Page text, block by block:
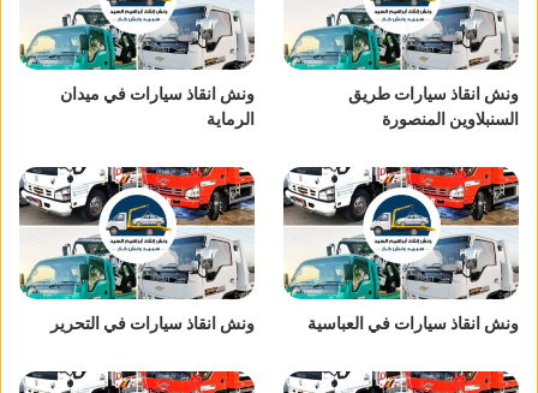
ونش انقاذ سيارات طريق
السنبلاوين المنصورة
ونش انقاذ سيارات في ميدان
الرماية
ونش انقاذ سيارات في العباسية ونش انقاذ سيارات في التحرير